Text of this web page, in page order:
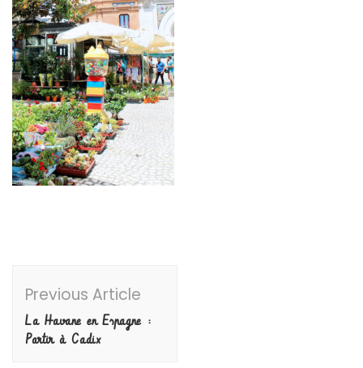
Navigation
Previous Article
La Havane en Espagne :
Partir à Cadix